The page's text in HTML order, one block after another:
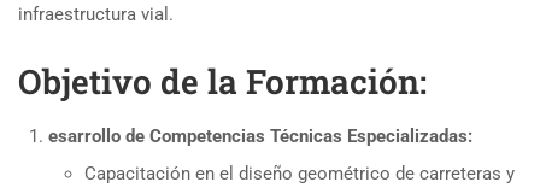
infraestructura vial.
Objetivo de la Formación:
esarrollo de Competencias Técnicas Especializadas:
Capacitación en el diseño geométrico de carreteras y